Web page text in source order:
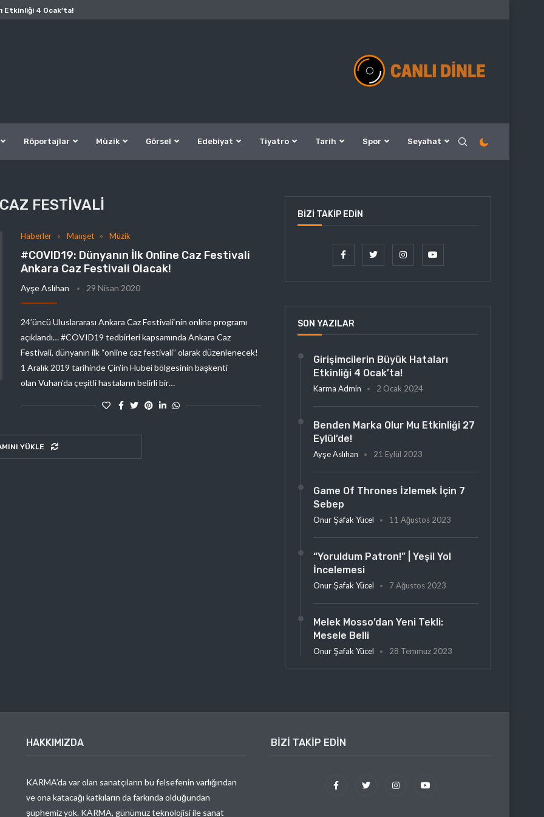
Etkinliği 4 Ocak’ta!
Röportajlar Müzik Görsel Edebiyat Tiyatro Tarih Spor Seyahat
FESTIVALI
Haberler Manşet Müzik
#COVID19: Dünyanın İlk Online Caz Festivali
Ankara Caz Festivali Olacak!
Ayşe Aslıhan 29 Nisan 2020
24’üncü Uluslararası Ankara Caz Festivali‘nin online programı
açıklandı… #COVID19 tedbirleri kapsamında Ankara Caz
Festivali, dünyanın ilk “online caz festivali” olarak düzenlenecek!
1 Aralık 2019 tarihinde Çin’in Hubei bölgesinin başkenti
olan Vuhan’da çeşitli hastaların belirli bir…
YÜKLE
BIZI TAKIP EDIN
SON YAZILAR
Girişimcilerin Büyük Hataları
Etkinliği 4 Ocak’ta!
Karma Admin 2 Ocak 2024
Benden Marka Olur Mu Etkinliği 27
Eylül’de!
Ayşe Aslıhan 21 Eylül 2023
Game Of Thrones İzlemek İçin 7
Sebep
Onur Şafak Yücel 11 Ağustos 2023
“Yoruldum Patron!” | Yeşil Yol
İncelemesi
Onur Şafak Yücel 7 Ağustos 2023
Melek Mosso’dan Yeni Tekli:
Mesele Belli
Onur Şafak Yücel 28 Temmuz 2023
HAKKIMIZDA
KARMA’da var olan sanatçıların bu felsefenin varlığından
ve ona katacağı katkıların da farkında olduğundan
şüphemiz yok. KARMA, günümüz teknolojisi ile sanat
BIZI TAKIP EDIN